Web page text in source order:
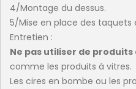
4/Montage du dessus.
5/Mise en place des taquets
Entretien :
Ne pas utiliser de
comme les produits à vitres.
Les cires en bombe ou les